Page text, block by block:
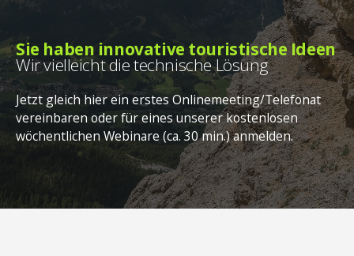
Sie haben innovative touristische Ideen
Wir vielleicht die technische Lösung
Jetzt gleich hier ein erstes Onlinemeeting/Telefonat
vereinbaren oder für eines unserer kostenlosen
wöchentlichen Webinare (ca. 30 min.) anmelden.